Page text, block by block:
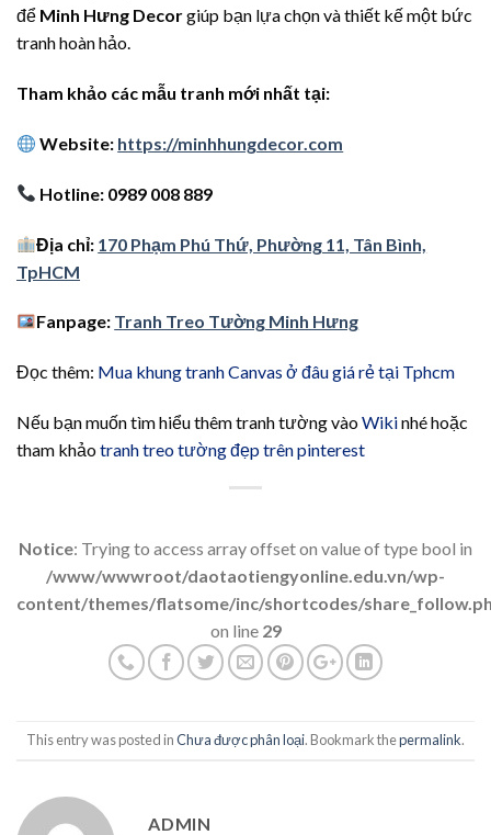
để Minh Hưng Decorgiúp bạn lựa chọn và thiết kế một bức
tranh hoàn hảo.
Tham khảo các mẫu tranh mới nhất tại:
Website: https://minhhungdecor.com
Hotline: 0989 008 889
Địa chỉ: 170 Phạm Phú Thứ, Phường 11, Tân Bình,
TpHCM
Fanpage: Tranh Treo Tường Minh Hưng
Đọc thêm: Mua khung tranh Canvas ở đâu giá rẻ tại Tphcm
Nếu bạn muốn tìm hiểu thêm tranh tường vàoWikinhé hoặc
tham khảotranh treo tường đẹp trên pinterest
Notice: Trying to access array offset on value of type bool in
/www/wwwroot/daotaotiengyonline.edu.vn/wp-
content/themes/flatsome/inc/shortcodes/
on line 29
This entry was posted inChưa được phân loại. Bookmark thepermalink.
ADMIN